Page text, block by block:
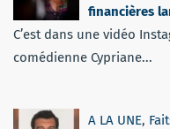
financières
C’est dans une vidéo
comédienne Cypriane...
A LA UNE,